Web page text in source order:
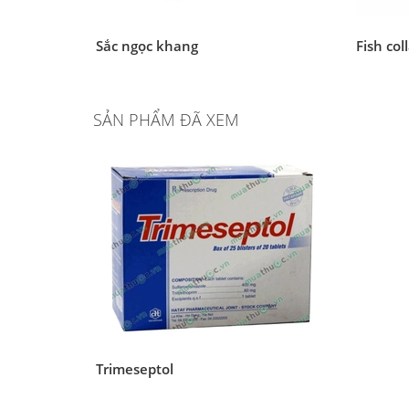
Sắc ngọc khang Fish
SẢN PHẨM ĐÃ XEM
Trimeseptol